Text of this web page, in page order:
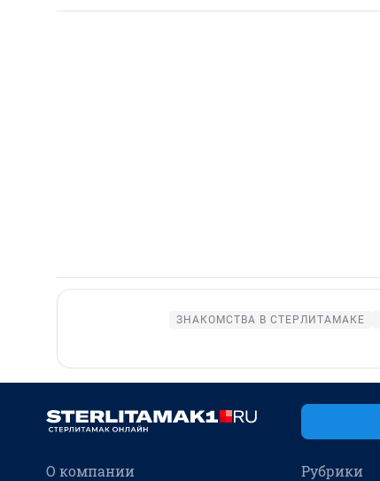
ЗНАКОМСТВА В СТЕРЛИТАМАКЕ
О компании Рубрики